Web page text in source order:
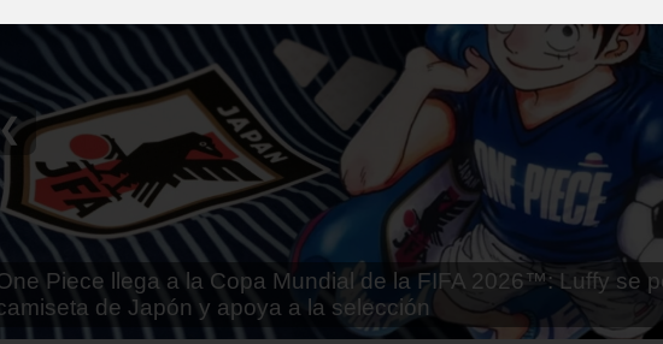
Reseña Hentai - Kuroinu: Kedakaki Seijo wa Hakudaku ni
Español
❮